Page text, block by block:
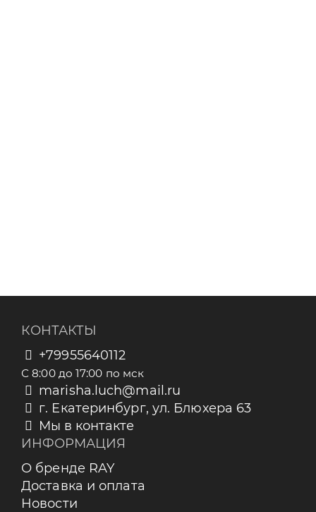
КОНТАКТЫ
+79955640112
С 8:00 до 17:00 по мск
marisha.luch@mail.ru
г. Екатеринбург, ул. Блюхера 63
Мы в контакте
ИНФОРМАЦИЯ
О бренде RAY
Доставка и оплата
Новости